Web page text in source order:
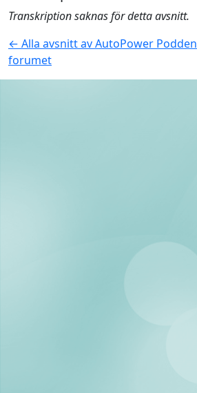
Transkription saknas för detta avsnitt.
← Alla avsnitt av AutoPower Podden
forumet